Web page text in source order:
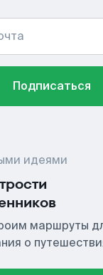
Подписаться
идеями
маршруты
о